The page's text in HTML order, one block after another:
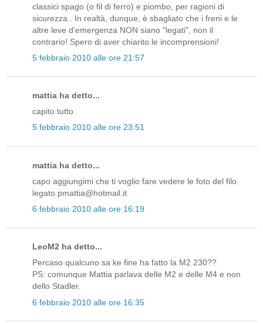
classici spago (o fil di ferro) e piombo, per ragioni di
sicurezza.. In realtà, dunque, è sbagliato che i freni e le
altre leve d'emergenza NON siano "legati", non il
contrario! Spero di aver chiarito le incomprensioni!
5 febbraio 2010 alle ore 21:57
mattia ha detto...
capito tutto
5 febbraio 2010 alle ore 23:51
mattia ha detto...
capo aggiungimi che ti voglio fare vedere le foto del filo
legato pmattia@hotmail.it
6 febbraio 2010 alle ore 16:19
LeoM2 ha detto...
Percaso qualcuno sa ke fine ha fatto la M2 230??
PS: comunque Mattia parlava delle M2 e delle M4 e non
dello Stadler.
6 febbraio 2010 alle ore 16:35